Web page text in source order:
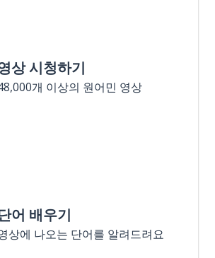
상 시청하기
개 이상의 원어민 영상
어 배우기
상에 나오는 단어를 알려드려요